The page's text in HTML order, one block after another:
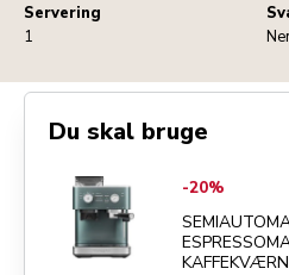
Servering
1
Du skal bruge
Go toSemiautomatisk-20%
KAFFEKVÆRN